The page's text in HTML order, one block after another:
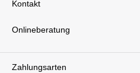
Zahlungsarten
Kontakt
Onlineberatung